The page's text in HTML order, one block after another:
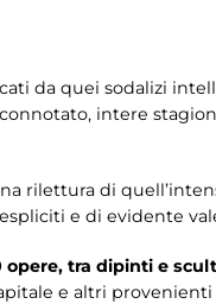
da quei sodalizi
intere
rilettura di
e di evidente
opere, tra dipinti e
e altri